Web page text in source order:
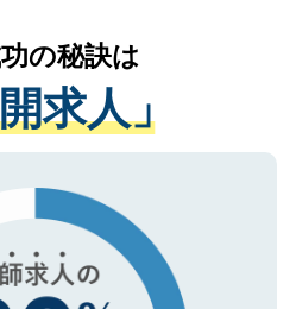
り扱いについての厳密な
た事業者のみに付与され
マークを取得済みです。
個人情報は、SSL（デー
してもご安心ください。
の医療機関の状況や紹介
ら、適切なアドバイスを
す。すぐにご転職をされ
的なサポートが可能です
録ください。
の秘訣は
求人」